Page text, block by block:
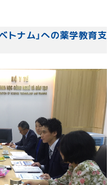
トナム」への薬学教育支